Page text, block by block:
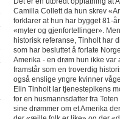
Camilla Collett da hun skrev
forklarer at hun har bygget 81-
«myter og gjenfortellinger».
historisk referanse, Tinholt har
som har besluttet å forlate
Amerika - en drøm hun ikke
framstår som en troverdig
også enslige yngre kvinner
Elin Tinholt lar tjenestepikens
for en husmannsdatter fra
sine drømmer om et Amerika